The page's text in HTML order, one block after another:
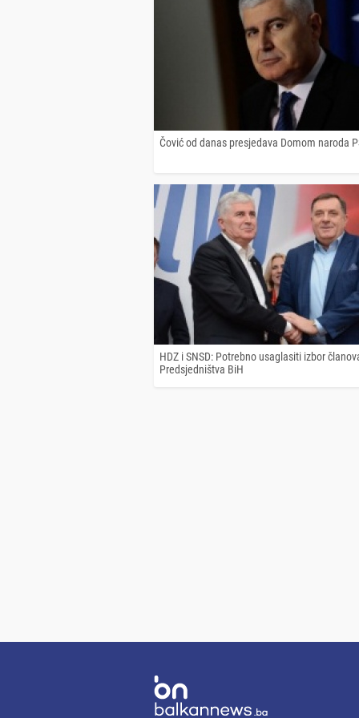
Čović od danas presjedava Domom naroda
HDZ i SNSD: Potrebno usaglasiti izbor
Predsjedništva BiH